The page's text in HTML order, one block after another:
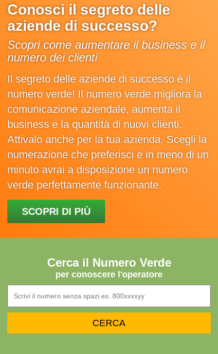
Conosci il segreto delle
aziende di successo?
Scopri come aumentare il business e il
numero dei clienti
Il segreto delle aziende di successo è il
numero verde! Il numero verde migliora la
comunicazione aziendale, aumenta il
business e la quantità di nuovi clienti.
Attivalo anche per la tua azienda. Scegli la
numerazione che preferisci e in meno di un
minuto avrai a disposizione un numero
verde perfettamente funzionante.
SCOPRI DI PIÙ
Cerca il Numero Verde
per conoscere l'operatore